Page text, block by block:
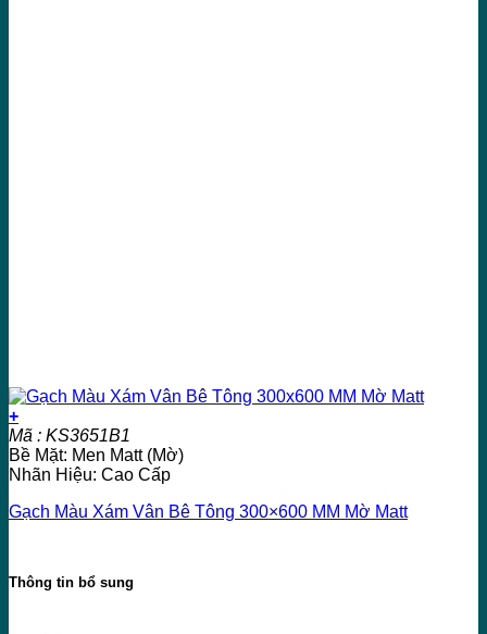
+
Mã : KS3651B1
Bề Mặt: Men Matt (Mờ)
Nhãn Hiệu: Cao Cấp
Gạch Màu Xám Vân Bê Tông 300×600 MM Mờ Matt
Thông tin bổ sung